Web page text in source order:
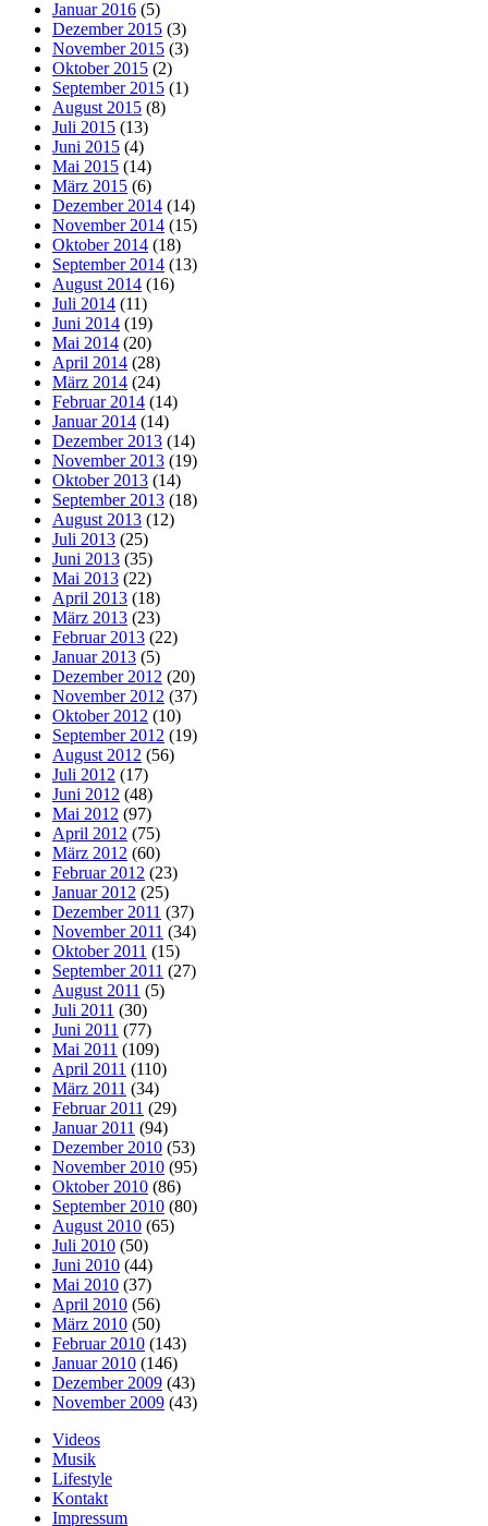
Januar 2016 (5)
Dezember 2015 (3)
November 2015 (3)
Oktober 2015 (2)
September 2015 (1)
August 2015 (8)
Juli 2015 (13)
Juni 2015 (4)
Mai 2015 (14)
März 2015 (6)
Dezember 2014 (14)
November 2014 (15)
Oktober 2014 (18)
September 2014 (13)
August 2014 (16)
Juli 2014 (11)
Juni 2014 (19)
Mai 2014 (20)
April 2014 (28)
März 2014 (24)
Februar 2014 (14)
Januar 2014 (14)
Dezember 2013 (14)
November 2013 (19)
Oktober 2013 (14)
September 2013 (18)
August 2013 (12)
Juli 2013 (25)
Juni 2013 (35)
Mai 2013 (22)
April 2013 (18)
März 2013 (23)
Februar 2013 (22)
Januar 2013 (5)
Dezember 2012 (20)
November 2012 (37)
Oktober 2012 (10)
September 2012 (19)
August 2012 (56)
Juli 2012 (17)
Juni 2012 (48)
Mai 2012 (97)
April 2012 (75)
März 2012 (60)
Februar 2012 (23)
Januar 2012 (25)
Dezember 2011 (37)
November 2011 (34)
Oktober 2011 (15)
September 2011 (27)
August 2011 (5)
Juli 2011 (30)
Juni 2011 (77)
Mai 2011 (109)
April 2011 (110)
März 2011 (34)
Februar 2011 (29)
Januar 2011 (94)
Dezember 2010 (53)
November 2010 (95)
Oktober 2010 (86)
September 2010 (80)
August 2010 (65)
Juli 2010 (50)
Juni 2010 (44)
Mai 2010 (37)
April 2010 (56)
März 2010 (50)
Februar 2010 (143)
Januar 2010 (146)
Dezember 2009 (43)
November 2009 (43)
Videos
Musik
Lifestyle
Kontakt
Impressum